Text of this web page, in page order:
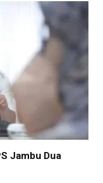
Jambu Dua